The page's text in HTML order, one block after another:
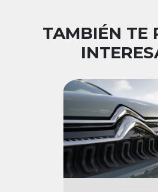
TAMBIÉN TE